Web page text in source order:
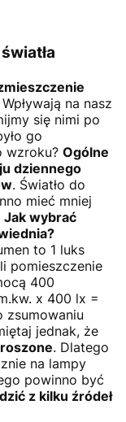
Wpływają na nasz
się nimi po
go
wzroku? Ogólne
dziennego
. Światło do
mieć mniej
Jak wybrać
to 1 luks
pomieszczenie
400
x 400 lx =
zsumowaniu
jednak, że
. Dlatego
na lampy
powinno być
z kilku źródeł